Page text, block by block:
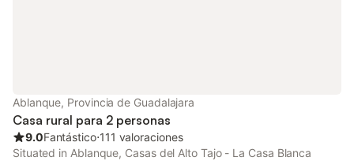
Ablanque, Provincia de Guadalajara
Casa rural para 2 personas
9.0Fantástico⋅111 valoraciones
Situated in Ablanque, Casas del Alto Tajo - La Casa Blanca